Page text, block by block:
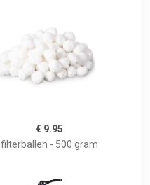
€ 9.95
filterballen - 500 gram